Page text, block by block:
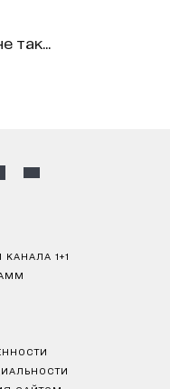
так...
1+1